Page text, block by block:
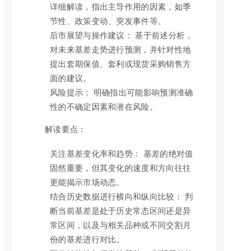
详细解读，指出主导作用的因素，如季
节性、政策变动、突发事件等。
后市展望与操作建议： 基于前述分析，
对未来基差走势进行预测，并针对性地
提出套期保值、套利或现货采购销售方
面的建议。
风险提示： 明确指出可能影响预测准确
性的不确定因素和潜在风险。
解读要点：
关注基差变化率和趋势： 基差的绝对值
固然重要，但其变化的速度和方向往往
更能揭示市场动态。
结合历史数据进行横向和纵向比较： 判
断当前基差是处于历史常态区间还是异
常区间，以及与相关品种或不同交割月
份的基差进行对比。